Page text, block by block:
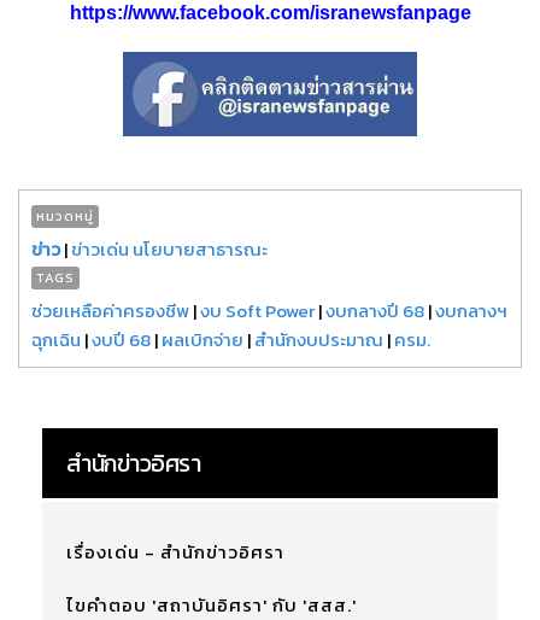
https://www.facebook.com/isranewsfanpage
หมวดหมู่
ข่าว|ข่าวเด่น นโยบายสาธารณะ
TAGS
ช่วยเหลือค่าครองชีพ|งบ Soft Power|งบกลางปี 68|งบกลางฯ
ฉุกเฉิน |งบปี 68|ผลเบิกจ่าย |สำนักงบประมาณ |ครม.
สำนักข่าวอิศรา
เรื่องเด่น - สำนักข่าวอิศรา
ไขคำตอบ 'สถาบันอิศรา' กับ 'สสส.'